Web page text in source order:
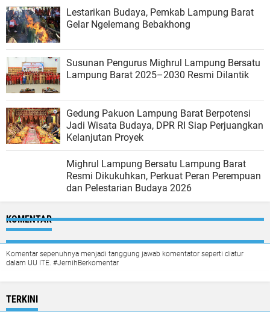
Lestarikan Budaya, Pemkab Lampung Barat
Gelar Ngelemang Bebakhong
Susunan Pengurus Mighrul Lampung Bersatu
Lampung Barat 2025–2030 Resmi Dilantik
Gedung Pakuon Lampung Barat Berpotensi
Jadi Wisata Budaya, DPR RI Siap Perjuangkan
Kelanjutan Proyek
Mighrul Lampung Bersatu Lampung Barat
Resmi Dikukuhkan, Perkuat Peran Perempuan
dan Pelestarian Budaya 2026
KOMENTAR
Komentar sepenuhnya menjadi tanggung jawab komentator seperti diatur
dalam UU ITE. #JernihBerkomentar
TERKINI